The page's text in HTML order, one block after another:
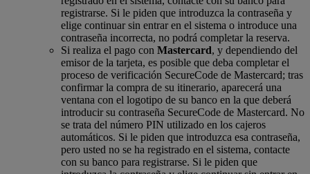
registrarse. Si le piden que introduzca la contraseña y
elige continuar sin entrar en el sistema o introduce una
contraseña incorrecta, no podrá completar la reserva.
Si realiza el pago con Mastercard, y dependiendo del
emisor de la tarjeta, es posible que deba completar el
proceso de verificación SecureCode de Mastercard; tras
confirmar la compra de su itinerario, aparecerá una
ventana con el logotipo de su banco en la que deberá
introducir su contraseña SecureCode de Mastercard. No
se trata del número PIN utilizado en los cajeros
automáticos. Si le piden que introduzca esa contraseña,
pero usted no se ha registrado en el sistema, contacte
con su banco para registrarse. Si le piden que